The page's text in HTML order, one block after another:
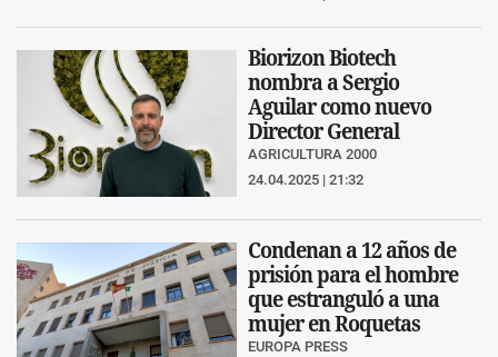
Biorizon Biotech
nombra a Sergio
Aguilar como nuevo
Director General
AGRICULTURA 2000
24.04.2025 | 21:32
Condenan a 12 años de
prisión para el hombre
que estranguló a una
mujer en Roquetas
EUROPA PRESS